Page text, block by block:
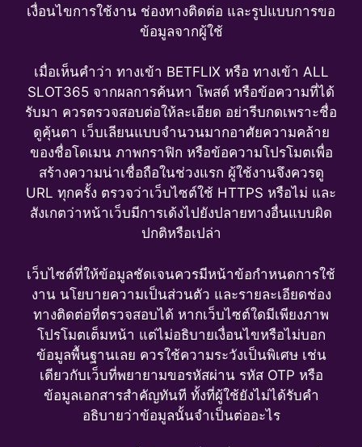
เงื่อนไขการใช้งาน ช่องทางติดต่อ และรูปแบบการขอ
ข้อมูลจากผู้ใช้
เมื่อเห็นคำว่า ทางเข้า BETFLIX หรือ ทางเข้า ALL
SLOT365 จากผลการค้นหา โพสต์ หรือข้อความที่ได้
รับมา ควรตรวจสอบต่อให้ละเอียด อย่ารีบกดเพราะชื่อ
ดูคุ้นตา เว็บเลียนแบบจำนวนมากอาศัยความคล้าย
ของชื่อโดเมน ภาพกราฟิก หรือข้อความโปรโมตเพื่อ
สร้างความน่าเชื่อถือในช่วงแรก ผู้ใช้งานจึงควรดู
URL ทุกครั้ง ตรวจว่าเว็บไซต์ใช้ HTTPS หรือไม่ และ
สังเกตว่าหน้าเว็บมีการเด้งไปยังปลายทางอื่นแบบผิด
ปกติหรือเปล่า
เว็บไซต์ที่ให้ข้อมูลชัดเจนควรมีหน้าข้อกำหนดการใช้
งาน นโยบายความเป็นส่วนตัว และรายละเอียดช่อง
ทางติดต่อที่ตรวจสอบได้ หากเว็บไซต์ใดมีเพียงภาพ
โปรโมตเต็มหน้า แต่ไม่อธิบายเงื่อนไขหรือไม่บอก
ข้อมูลพื้นฐานเลย ควรใช้ความระวังเป็นพิเศษ เช่น
เดียวกับเว็บที่พยายามขอรหัสผ่าน รหัส OTP หรือ
ข้อมูลเอกสารสำคัญทันที ทั้งที่ผู้ใช้ยังไม่ได้รับคำ
อธิบายว่าข้อมูลนั้นจำเป็นต่ออะไร